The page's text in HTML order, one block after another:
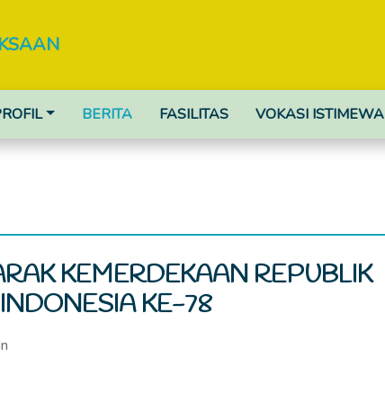
BERITA FASILITAS VOKASI ISTIMEWA
KEMERDEKAAN REPUBLIK
INDONESIA KE-78